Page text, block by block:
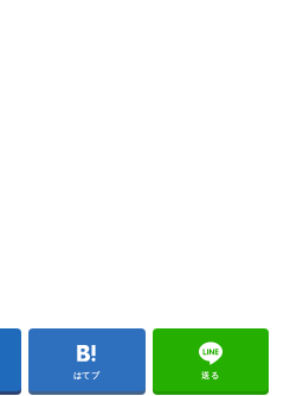
はてブ 送る